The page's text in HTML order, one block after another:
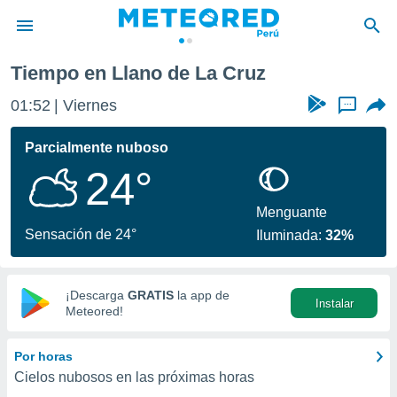
de
ha sido
que se
calidad.
a este
las
y
digital
basada
Tiempo en Llano de La Cruz
01:52 Viernes ...
Parcialmente nuboso
24°
Sensación de 24°
Menguante
Iluminada:32%
¡Descarga GRATIS la app de
Meteored!
Instalar
Por horas
Cielos nubosos en las próximas horas